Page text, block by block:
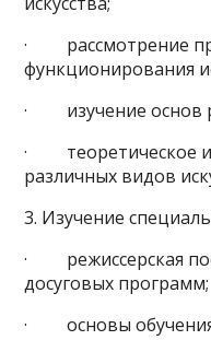
· рассмотрение
функционирования
· изучение основ
· теоретическое и
различных видов
3. Изучение
· режиссерская
досуговых программ;
· основы обучения